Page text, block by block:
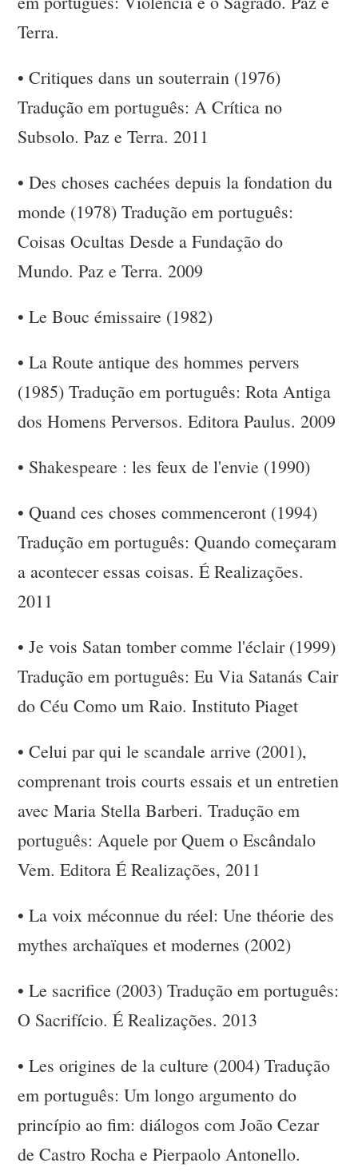
Terra.
• Critiques dans un souterrain (1976)
Tradução em português: A Crítica no
Subsolo. Paz e Terra. 2011
• Des choses cachées depuis la fondation du
monde (1978) Tradução em português:
Coisas Ocultas Desde a Fundação do
Mundo. Paz e Terra. 2009
• Le Bouc émissaire (1982)
• La Route antique des hommes pervers
(1985) Tradução em português: Rota Antiga
dos Homens Perversos. Editora Paulus. 2009
• Shakespeare : les feux de l'envie (1990)
• Quand ces choses commenceront (1994)
Tradução em português: Quando começaram
a acontecer essas coisas. É Realizações.
2011
• Je vois Satan tomber comme l'éclair (1999)
Tradução em português: Eu Via Satanás Cair
do Céu Como um Raio. Instituto Piaget
• Celui par qui le scandale arrive (2001),
comprenant trois courts essais et un entretien
avec Maria Stella Barberi. Tradução em
português: Aquele por Quem o Escândalo
Vem. Editora É Realizações, 2011
• La voix méconnue du réel: Une théorie des
mythes archaïques et modernes (2002)
• Le sacrifice (2003) Tradução em português:
O Sacrifício. É Realizações. 2013
• Les origines de la culture (2004) Tradução
em português: Um longo argumento do
princípio ao fim: diálogos com João Cezar
de Castro Rocha e Pierpaolo Antonello.